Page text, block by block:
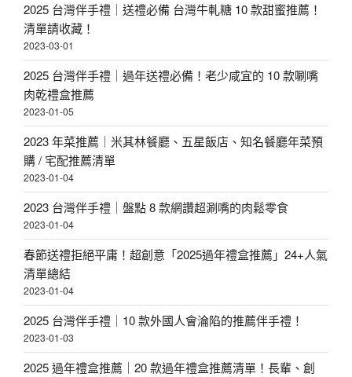
2025 台灣伴手禮｜送禮必備 台灣牛軋糖 10 款甜蜜推薦！
清單請收藏！
2023-03-01
2025 台灣伴手禮｜過年送禮必備！老少咸宜的 10 款唰嘴
肉乾禮盒推薦
2023-01-05
2023 年菜推薦｜米其林餐廳、五星飯店、知名餐廳年菜預
購 / 宅配推薦清單
2023-01-04
2023 台灣伴手禮｜盤點 8 款網讚超涮嘴的肉鬆零食
2023-01-04
春節送禮拒絕平庸！超創意「2025過年禮盒推薦」24+人氣
清單總結
2023-01-04
2025 台灣伴手禮｜10 款外國人會淪陷的推薦伴手禮！
2023-01-03
2025 過年禮盒推薦｜20 款過年禮盒推薦清單！長輩、創